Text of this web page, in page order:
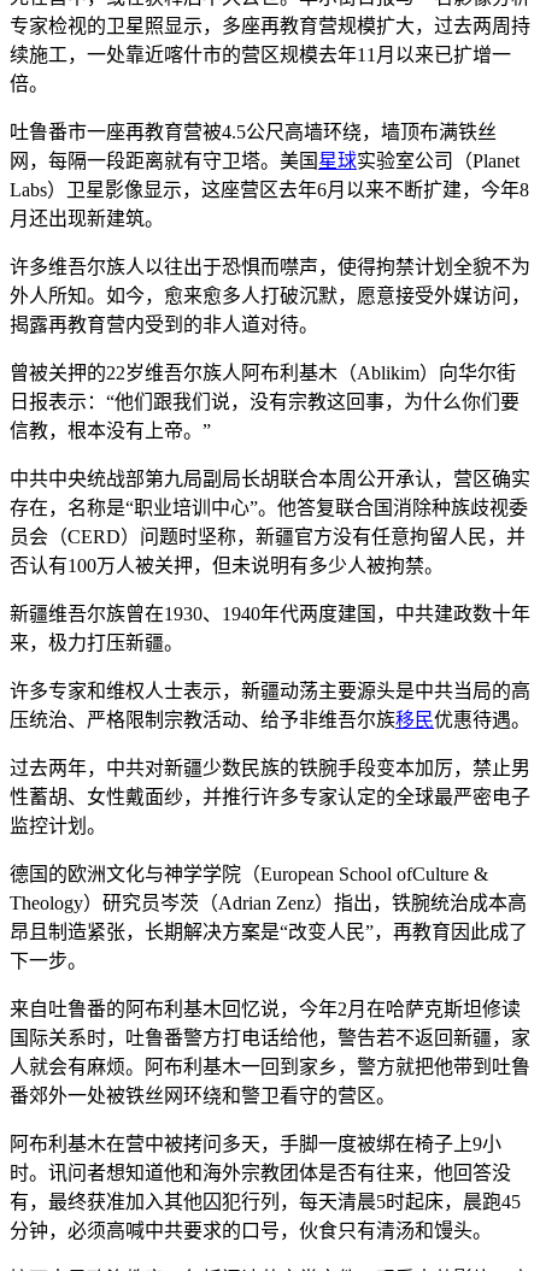
专家检视的卫星照显示，多座再教育营规模扩大，过去两周持
续施工，一处靠近喀什市的营区规模去年11月以来已扩增一
倍。
吐鲁番市一座再教育营被4.5公尺高墙环绕，墙顶布满铁丝
网，每隔一段距离就有守卫塔。美国 星球实验室公司（Planet
Labs）卫星影像显示，这座营区去年6月以来不断扩建，今年8
月还出现新建筑。
许多维吾尔族人以往出于恐惧而噤声，使得拘禁计划全貌不为
外人所知。如今，愈来愈多人打破沉默，愿意接受外媒访问，
揭露再教育营内受到的非人道对待。
曾被关押的22岁维吾尔族人阿布利基木（Ablikim）向华尔街
日报表示：“他们跟我们说，没有宗教这回事，为什么你们要
信教，根本没有上帝。”
中共中央统战部第九局副局长胡联合本周公开承认，营区确实
存在，名称是“职业培训中心”。他答复联合国消除种族歧视委
员会（CERD）问题时坚称，新疆官方没有任意拘留人民，并
否认有100万人被关押，但未说明有多少人被拘禁。
新疆维吾尔族曾在1930、1940年代两度建国，中共建政数十年
来，极力打压新疆。
许多专家和维权人士表示，新疆动荡主要源头是中共当局的高
压统治、严格限制宗教活动、给予非维吾尔族移民优惠待遇。
过去两年，中共对新疆少数民族的铁腕手段变本加厉，禁止男
性蓄胡、女性戴面纱，并推行许多专家认定的全球最严密电子
监控计划。
德国的欧洲文化与神学学院（European School ofCulture &
Theology）研究员岑茨（Adrian Zenz）指出，铁腕统治成本高
昂且制造紧张，长期解决方案是“改变人民”，再教育因此成了
下一步。
来自吐鲁番的阿布利基木回忆说，今年2月在哈萨克斯坦修读
国际关系时，吐鲁番警方打电话给他，警告若不返回新疆，家
人就会有麻烦。阿布利基木一回到家乡，警方就把他带到吐鲁
番郊外一处被铁丝网环绕和警卫看守的营区。
阿布利基木在营中被拷问多天，手脚一度被绑在椅子上9小
时。讯问者想知道他和海外宗教团体是否有往来，他回答没
有，最终获准加入其他囚犯行列，每天清晨5时起床，晨跑45
分钟，必须高喊中共要求的口号，伙食只有清汤和馒头。